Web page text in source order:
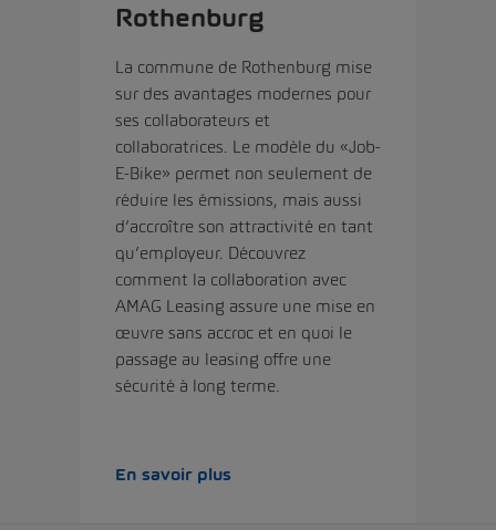
Rothenburg
La commune de Rothenburg mise
sur des avantages modernes pour
ses collaborateurs et
collaboratrices. Le modèle du «Job-
E-Bike» permet non seulement de
réduire les émissions, mais aussi
d’accroître son attractivité en tant
qu’employeur. Découvrez
comment la collaboration avec
AMAG Leasing assure une mise en
œuvre sans accroc et en quoi le
passage au leasing offre une
sécurité à long terme.
En savoir plus